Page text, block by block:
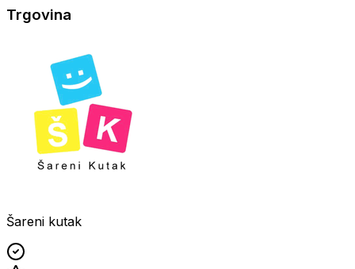
Trgovina
Šareni kutak